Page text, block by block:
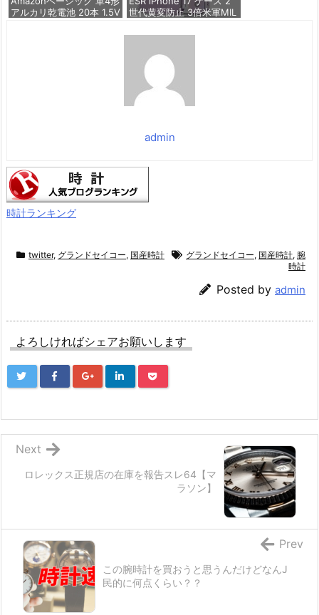
アルカリ乾電池 20本 1.5V
世代黄変防止 3倍米軍MIL
おん17用 カメラボタン付
ガードコーナー ワイヤレ
ス充電 耐衝撃 PC背面TP
Uバンパー 指紋防止 高耐
久性 マグネット
admin
時計ランキング
twitter, グランドセイコー, 国産時計 グランドセイコー, 国産時計, 腕
時計
Posted by admin
よろしければシェアお願いします
ロレックス正規店の在庫を報告スレ64【マ
ラソン】
Next
この腕時計を買おうと思うんだけどなんJ
民的に何点くらい？？
Prev